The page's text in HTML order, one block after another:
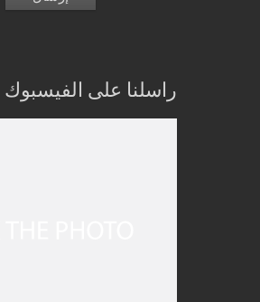
راسلنا على الفيسبوك